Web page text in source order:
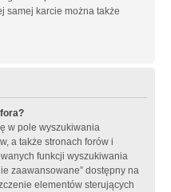
samej karcie można także
w pole wyszukiwania
a także stronach forów i
funkcji wyszukiwania
zaawansowane” dostępny na
elementów sterujących